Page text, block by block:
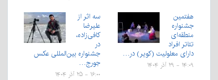
هفتمین
جشنواره
منطقه‌ای
تئاتر افراد
دارای معلولیت (کویر) در…
۱۴:۰۹ - ۲۹ آذر ۱۴۰۴
سه اثر از
علیرضا
کافی‌زاده،
در
جشنواره بین‌المللی عکس
جورج…
۱۶:۰۰ - ۲۵ آذر ۱۴۰۴